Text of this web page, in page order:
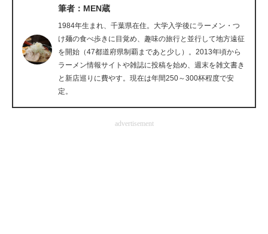
ITエンジニア向け専門サイト
企業向けIT製品の総合サイト
IT製品の技術・比較・事例
製造業のIT導入・活用を支援
筆者：MEN蔵
1984年生まれ、千葉県在住。大学入学後にラーメン・つ
け麺の食べ歩きに目覚め、趣味の旅行と並行して地方遠征
を開始（47都道府県制覇まであと少し）。2013年頃から
ラーメン情報サイトや雑誌に投稿を始め、週末を雑文書き
と新店巡りに費やす。現在は年間250～300杯程度で安
定。
advertisement